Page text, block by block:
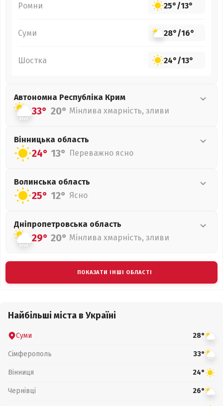
Ромни 25°/13°
Суми 28°/16°
Шостка 24°/13°
Автономна Республіка Крим
33° 20° Мінлива хмарність, зливи
Вінницька область
24° 13° Переважно ясно
Волинська область
25° 12° Ясно
Дніпропетровська область
29° 20° Мінлива хмарність, зливи
ПОКАЗАТИ ІНШІ ОБЛАСТІ
Найбільші міста в Україні
Суми 28°
Сімферополь 33°
Вінниця 24°
Чернівці 26°